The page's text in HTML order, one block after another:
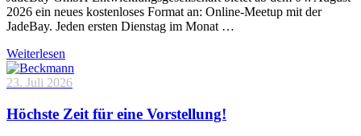
2026 ein neues kostenloses Format an: Online-Meetup mit der
JadeBay. Jeden ersten Dienstag im Monat …
Weiterlesen
23. Juli 2026
Höchste Zeit für eine Vorstellung!